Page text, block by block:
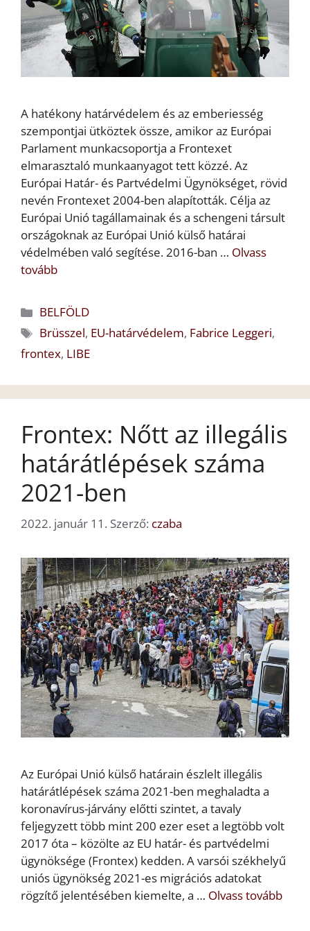
A hatékony határvédelem és az emberiesség
szempontjai ütköztek össze, amikor az Európai
Parlament munkacsoportja a Frontexet
elmarasztaló munkaanyagot tett közzé. Az
Európai Határ- és Partvédelmi Ügynökséget, rövid
nevén Frontexet 2004-ben alapították. Célja az
Európai Unió tagállamainak és a schengeni társult
országoknak az Európai Unió külső határai
védelmében való segítése. 2016-ban … Olvass
tovább
Kategória
BELFÖLD
Címkék
Brüsszel, EU-határvédelem, Fabrice Leggeri,
frontex, LIBE
Frontex: Nőtt az illegális
határátlépések száma
2021-ben
2022. január 11. Szerző: czaba
Az Európai Unió külső határain észlelt illegális
határátlépések száma 2021-ben meghaladta a
koronavírus-járvány előtti szintet, a tavaly
feljegyzett több mint 200 ezer eset a legtöbb volt
2017 óta – közölte az EU határ- és partvédelmi
ügynöksége (Frontex) kedden. A varsói székhelyű
uniós ügynökség 2021-es migrációs adatokat
rögzítő jelentésében kiemelte, a … Olvass tovább